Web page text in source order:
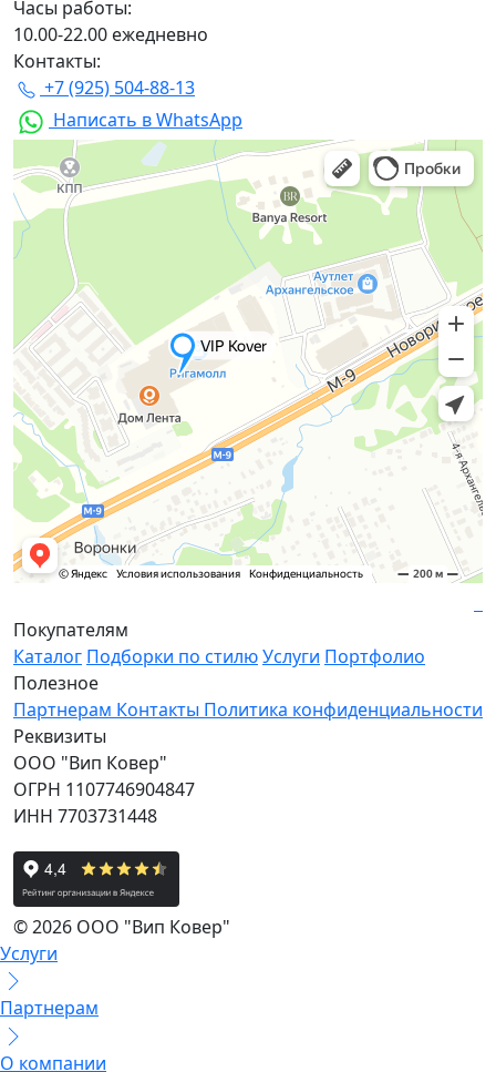
Часы работы:
10.00-22.00 ежедневно
Контакты:
+7 (925) 504-88-13
Написать в WhatsApp
Покупателям
Каталог Подборки по стилюУслуги Портфолио
Полезное
Партнерам Контакты Политика конфиденциальности
Реквизиты
ООО "Вип Ковер"
ОГРН 1107746904847
ИНН 7703731448
© 2026 ООО "Вип Ковер"
Услуги
Партнерам
О компании